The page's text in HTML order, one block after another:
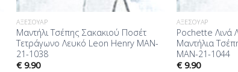
ΑΞΕΣΟΥΆΡ
Μαντήλι Τσέπης Σακακιού Ποσέτ
Τετράγωνο Λευκό Leon Henry MAN-
21-1038
€9.90
ΑΞΕΣΟΥΆΡ
Pochette Λινά
Μαντήλια
MAN-21-1044
€9.90